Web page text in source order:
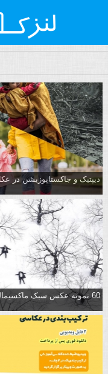
دیپتیک و جاکستا‌پوزیشن در
60 نمونه عکس سبک ماکسیمالیسم